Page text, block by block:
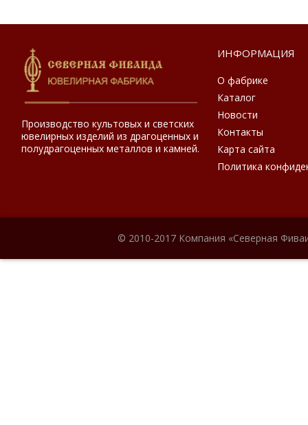
Производство культовых и светских
ювелирных изделий из драгоценных и
полудрагоценных металлов и камней.
ИНФОРМАЦИЯ
О фабрике
Каталог
Новости
Контакты
Карта сайта
Политика
© 2010-2017 Компания «Северная